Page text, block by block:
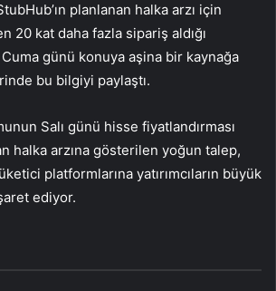
planlanan halka arzı için
20 kat daha fazla sipariş aldığı
günü konuya aşina bir kaynağa
bu bilgiyi paylaştı.
Salı günü hisse fiyatlandırması
halka arzına gösterilen yoğun talep,
platformlarına yatırımcıların büyük
ediyor.